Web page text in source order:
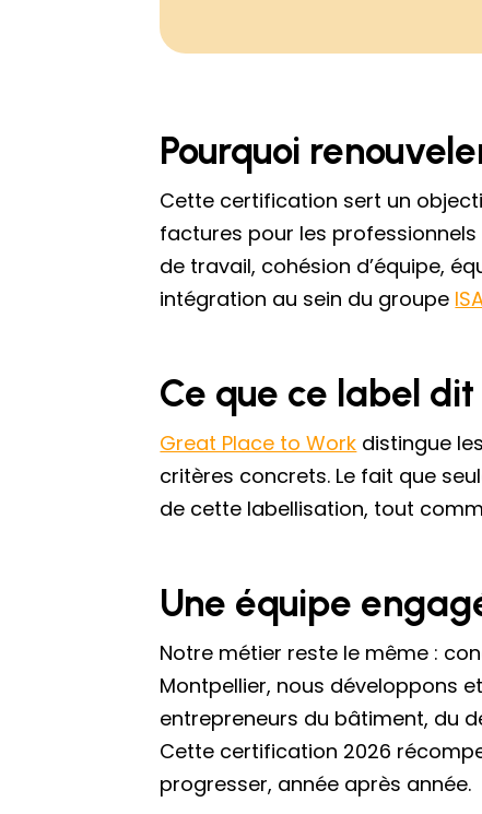
Pourquoi
Cette certification sert un
factures pour les
de travail, cohésion d’équipe,
intégration au sein du groupe
Ce que ce label
Great Place to Work distingue
critères concrets. Le fait que
de cette labellisation, tout
Une équipe
Notre métier reste le même :
Montpellier, nous développons
entrepreneurs du bâtiment, du
Cette certification 2026
progresser, année après année.